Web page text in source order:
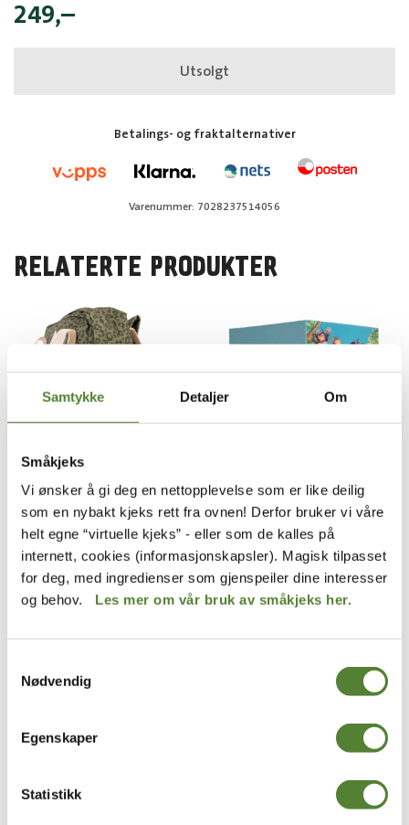
Samtykke Detaljer Om
Småkjeks
Vi ønsker å gi deg en nettopplevelse som er like deilig
som en nybakt kjeks rett fra ovnen! Derfor bruker vi våre
helt egne “virtuelle kjeks” - eller som de kalles på
internett, cookies (informasjonskapsler). Magisk tilpasset
for deg, med ingredienser som gjenspeiler dine interesser
og behov. Les mer om vår bruk av småkjeks her.
Nødvendig
Egenskaper
Statistikk
249,–
Utsolgt
Betalings- og fraktalternativer
Varenummer: 7028237514056
RELATERTE PRODUKTER
Dyreparken
SEKK, DYREMØNSTER
GRØNN, 15L
379
TOSIDIG BILDEKORT MED
DYREPARKEN MØNSTER
29,–